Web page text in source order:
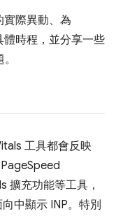
際異動、為
時程，並分享一些
工具都會反映
擴充功能等工具，
中顯示 INP。特別